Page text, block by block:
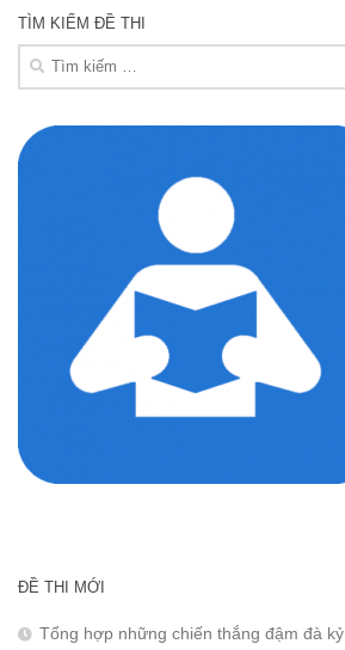
TÌM KIẾM ĐỀ THI
Tìm
ĐỀ THI MỚI
Tổng hợp những chiến thắng đậm đà